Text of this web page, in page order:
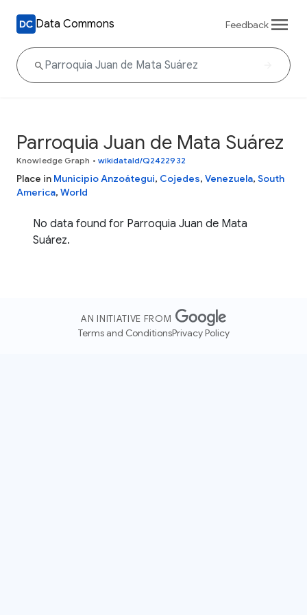
Data Commons Feedback
Parroquia Juan de Mata Suárez
Knowledge Graph • wikidataId/Q2422932
Place in Municipio Anzoátegui, Cojedes, Venezuela, South
America, World
No data found for Parroquia Juan de Mata
Suárez.
AN INITIATIVE FROM
Terms and ConditionsPrivacy Policy